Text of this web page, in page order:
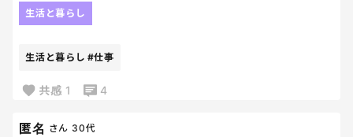
って思うこともしばしば。
あの頃の綺麗な思い出を思い出しては、心臓がぎゅ
生活と暮らし
生活と暮らし #仕事
共感 1 4
匿名 さん 30代